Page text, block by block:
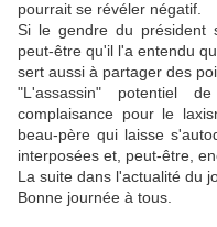
pourrait se révéler négatif.
Si le gendre du président
peut-être qu'il l'a entendu
sert aussi à partager des
"L'assassin" potentiel
complaisance pour le
beau-père qui laisse
interposées et, peut-être,
La suite dans l'actualité du
Bonne journée à tous.